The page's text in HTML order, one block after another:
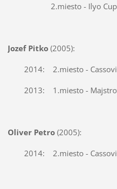
2.miesto - Ilyo Cup,
Jozef Pitko(2005):
2014: 2.miesto -
2013: 1.miesto -
Oliver Petro(2005):
2014: 2.miesto -